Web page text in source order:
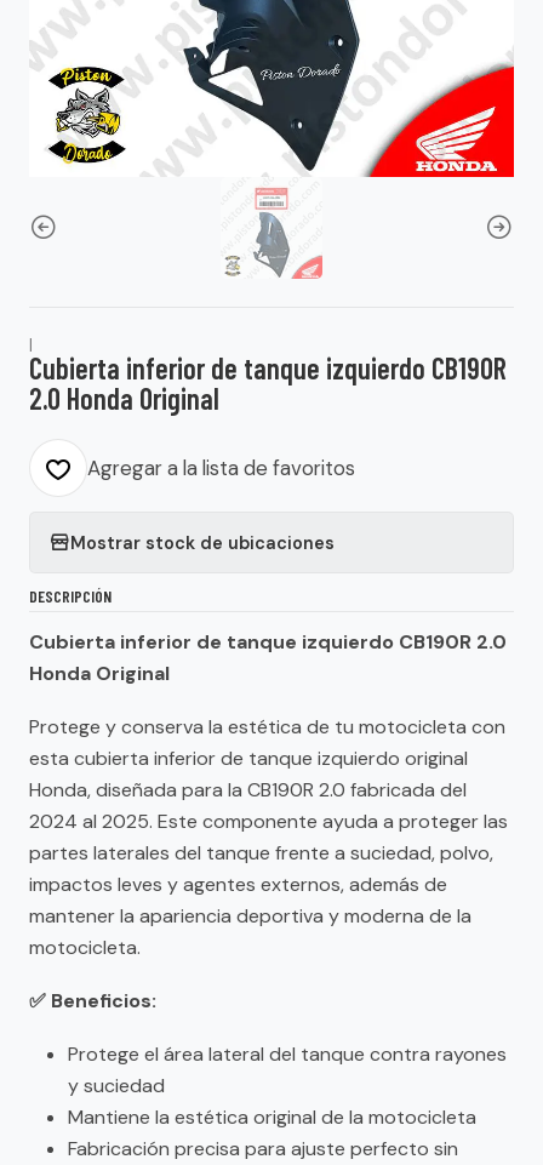
|
Cubierta inferior de tanque izquierdo CB190R
2.0 Honda Original
Agregar a la lista de favoritos
Mostrar stock de ubicaciones
DESCRIPCIÓN
Cubierta inferior de tanque izquierdo CB190R 2.0
Honda Original
Protege y conserva la estética de tu motocicleta con
esta cubierta inferior de tanque izquierdo original
Honda, diseñada para la CB190R 2.0 fabricada del
2024 al 2025. Este componente ayuda a proteger las
partes laterales del tanque frente a suciedad, polvo,
impactos leves y agentes externos, además de
mantener la apariencia deportiva y moderna de la
motocicleta.
✅ Beneficios:
Protege el área lateral del tanque contra rayones
y suciedad
Mantiene la estética original de la motocicleta
Fabricación precisa para ajuste perfecto sin